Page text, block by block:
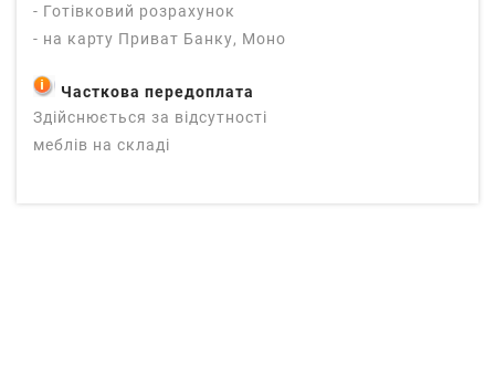
- Готівковий розрахунок
- на карту Приват Банку, Моно
Часткова передоплата
Здійснюється за відсутності
меблів на складі